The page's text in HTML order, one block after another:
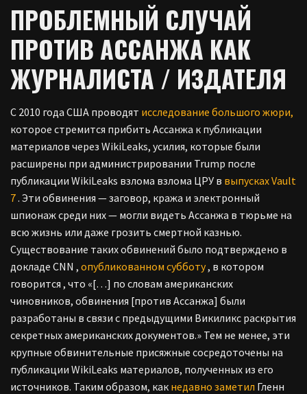
ПРОБЛЕМНЫЙ СЛУЧАЙ
ПРОТИВ АССАНЖА КАК
ЖУРНАЛИСТА / ИЗДАТЕЛЯ
С 2010 года США проводят исследование большого жюри,
которое стремится прибить Ассанжа к публикации
материалов через WikiLeaks, усилия, которые были
расширены при администрировании Trump после
публикации WikiLeaks взлома взлома ЦРУ в выпусках Vault
7. Эти обвинения — заговор, кража и электронный
шпионаж среди них — могли видеть Ассанжа в тюрьме на
всю жизнь или даже грозить смертной казнью.
Существование таких обвинений было подтверждено в
докладе CNN , опубликованном субботу, в котором
говорится , что «[…] по словам американских
чиновников, обвинения [против Ассанжа] были
разработаны в связи с предыдущими Викиликс раскрытия
секретных американских документов.» Тем не менее, эти
крупные обвинительные присяжные сосредоточены на
публикации WikiLeaks материалов, полученных из его
источников. Таким образом, как недавно заметил Гленн